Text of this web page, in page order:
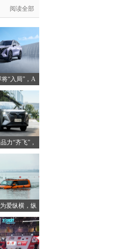
阅读全部
“入局”，A
力“齐飞”，
瑞
爱纵横，纵
横G